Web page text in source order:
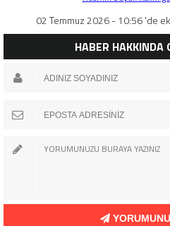
02 Temmuz 2026 - 10:56 'de
HABER HAKKINDA